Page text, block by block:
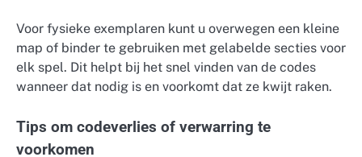
Voor fysieke exemplaren kunt u overwegen een kleine
map of binder te gebruiken met gelabelde secties voor
elk spel. Dit helpt bij het snel vinden van de codes
wanneer dat nodig is en voorkomt dat ze kwijt raken.
Tips om codeverlies of verwarring te
voorkomen